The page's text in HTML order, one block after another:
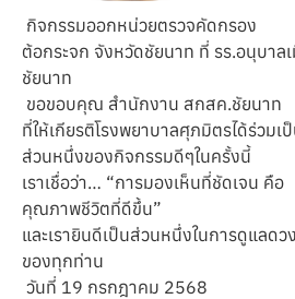
กิจกรรมออกหน่วยตรวจคัดกรอง
ต้อกระจก จังหวัดชัยนาท ที่ รร.อนุบาล
ชัยนาท
ขอขอบคุณ สำนักงาน สกสค.ชัยนาท
ที่ให้เกียรติโรงพยาบาลศุภมิตรได้ร่วมเ
ส่วนหนึ่งของกิจกรรมดีๆในครั้งนี้
เราเชื่อว่า… “การมองเห็นที่ชัดเจน คือ
คุณภาพชีวิตที่ดีขึ้น”
และเรายินดีเป็นส่วนหนึ่งในการดูแลดว
ของทุกท่าน
วันที่ 19 กรกฎาคม 2568